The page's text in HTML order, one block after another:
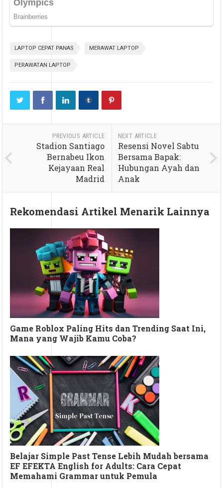
LAPTOP CEPAT PANAS MERAWAT LAPTOP
PERAWATAN LAPTOP
PREVIOUS ARTICLE
Stadion Santiago
Bernabeu Ikon
Kejayaan Real
Madrid
NEXT ARTICLE
Resensi Novel Sabtu
Bersama Bapak:
Hubungan Ayah dan
Anak
Rekomendasi Artikel Menarik Lainnya
Game Roblox Paling Hits dan Trending Saat Ini,
Mana yang Wajib Kamu Coba?
Belajar Simple Past Tense Lebih Mudah bersama
EF EFEKTA English for Adults: Cara Cepat
Memahami Grammar untuk Pemula